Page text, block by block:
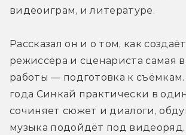
видеоиграм, и литературе.
Рассказал он и о том, как
режиссёра и сценариста самая
работы — подготовка к
года Синкай практически в
сочиняет сюжет и диалоги,
музыка подойдёт под